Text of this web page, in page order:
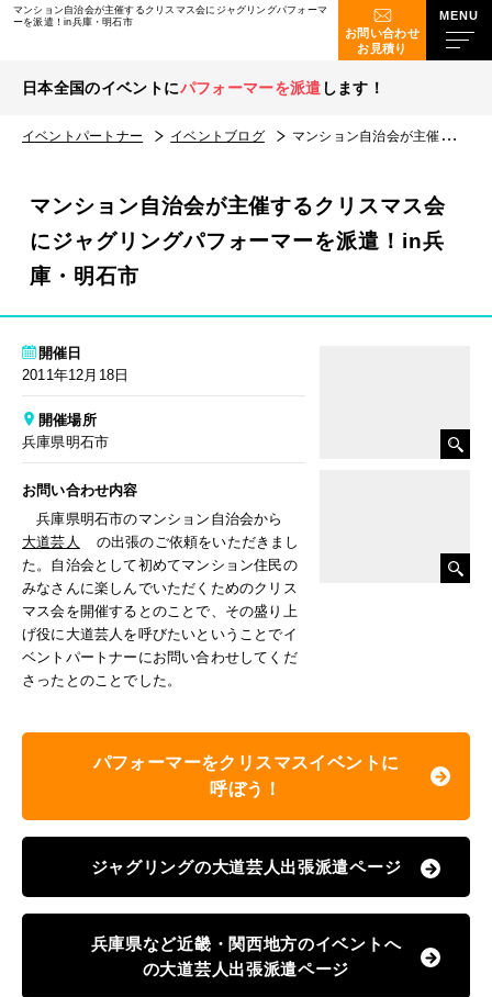
マンション自治会が主催するクリスマス会にジャグリングパフォーマ
ーを派遣！in兵庫・明石市
お問い合わせ
お見積り
日本全国のイベントにパフォーマーを派遣 します！
イベントパートナー イベントブログ マンション自治会が主催するクリスマス会にジャグリングパフォーマーを派遣！in兵庫・明石市
マンション自治会が主催するクリスマス会
にジャグリングパフォーマーを派遣！in兵
庫・明石市
開催日
2011年12月18日
開催場所
兵庫県明石市
お問い合わせ内容
兵庫県明石市のマンション自治会から
大道芸人
の出張のご依頼をいただきまし
た。自治会として初めてマンション住民の
みなさんに楽しんでいただくためのクリス
マス会を開催するとのことで、その盛り上
げ役に大道芸人を呼びたいということでイ
ベントパートナーにお問い合わせしてくだ
さったとのことでした。
パフォーマーをクリスマスイベントに
呼ぼう！
ジャグリングの大道芸人出張派遣ページ
兵庫県など近畿・関西地方のイベントへ
の大道芸人出張派遣ページ